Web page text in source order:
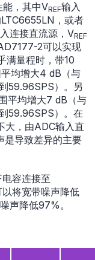
，其中VREF输入
，或者
连接直流源，VREF
2可以实现
满量程时，带10
均增大4 dB（与
59.96SPS）。另
平均增大7 dB（与
59.96SPS）。在
大，由ADC输入直
是导致差异的主要
容连接至
将宽带噪声降低
声降低97%。